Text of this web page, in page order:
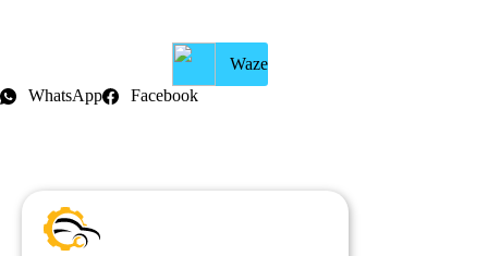
Waze
WhatsApp
Facebook
Politica de ramburs și retur
Formular de retur
Garanții